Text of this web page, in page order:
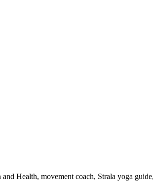
Health, movement coach, Strala yoga